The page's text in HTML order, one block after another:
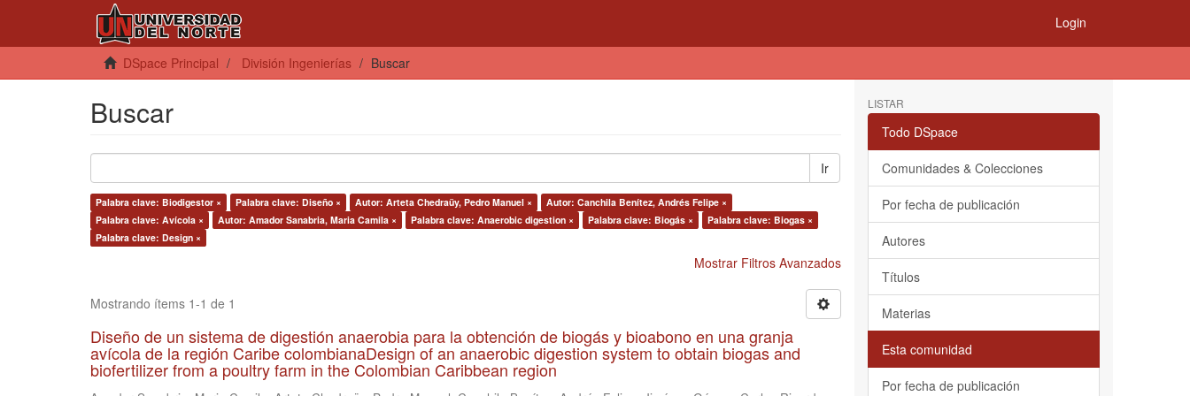
Login
DSpace Principal División Ingenierías Buscar
Buscar
Ir
Palabra clave: Biodigestor × Palabra clave: Diseño × Autor: Arteta Chedraüy, Pedro Manuel ×
Autor: Canchila Benítez, Andrés Felipe ×
Palabra clave: Avícola ×
Autor: Amador Sanabria, Maria Camila × Palabra clave: Anaerobic digestion × Palabra clave: Biogás ×
Palabra clave: Biogas ×
Palabra clave: Design ×
Mostrar Filtros Avanzados
Mostrando ítems 1-1 de 1
Diseño de un sistema de digestión anaerobia para la obtención de biogás y bioabono en una granja
avícola de la región Caribe colombianaDesign of an anaerobic digestion system to obtain biogas and
biofertilizer from a poultry farm in the Colombian Caribbean region
LISTAR
Todo DSpace
Comunidades & Colecciones
Por fecha de publicación
Autores
Títulos
Materias
Esta comunidad
Por fecha de publicación